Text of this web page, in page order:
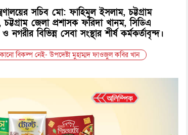
সচিব মো: ফাহিমুল ইসলাম, চট্টগ্রাম
জেলা প্রশাসক ফরিদা খানম, সিডিএ
বিভিন্ন সেবা সংস্থার শীর্ষ কর্মকর্তাবৃন্দ।
বিকল্প নেই- উপদেষ্টা মুহাম্মদ ফাওজুল কবির খান